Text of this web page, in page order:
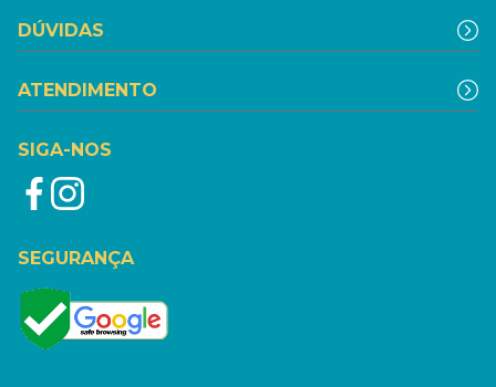
DÚVIDAS
ATENDIMENTO
SIGA-NOS
SEGURANÇA